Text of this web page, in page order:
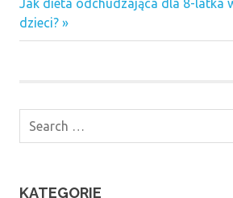
Post:
Jak dieta odchudzająca dla 8-latka
dzieci?
KATEGORIE